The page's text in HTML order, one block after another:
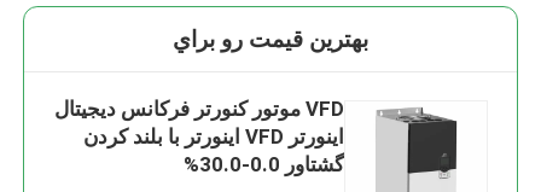
بهترين قيمت رو براي
VFD موتور کنورتر فرکانس دیجیتال
اینورتر VFD اینورتر با بلند کردن
گشتاور 0.0-30.0%